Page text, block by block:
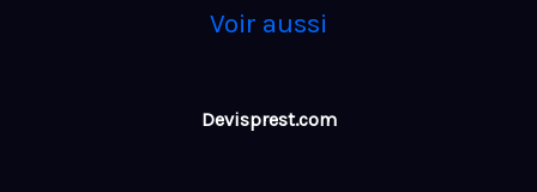
Voir aussi
Devisprest.com